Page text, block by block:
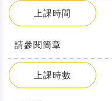
上課時間
請參閱簡章
上課時數